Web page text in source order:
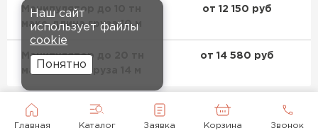
Главная Каталог Заявка Корзина Звонок
Манипулятор до 10 тн
макс. длина груза 10 м
от 12 150 руб
Манипулятор до 20 тн
макс. длина груза 14 м
от 14 580 руб
ЗАКАЗАТЬ С ДОСТАВКОЙ
Наш сайт
использует файлы
cookie
Понятно